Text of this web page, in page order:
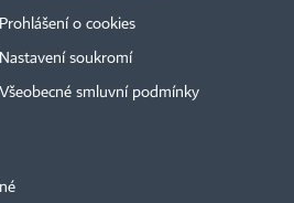
Prohlášení o cookies
Nastavení soukromí
Všeobecné smluvní podmínky